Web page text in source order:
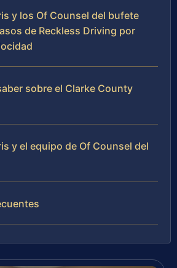
y los Of Counsel del bufete
de Reckless Driving por
sobre el Clarke County
y el equipo de Of Counsel del